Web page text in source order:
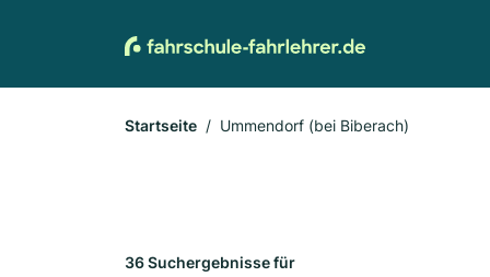
Startseite Ummendorf (bei Biberach)
36 Suchergebnisse für